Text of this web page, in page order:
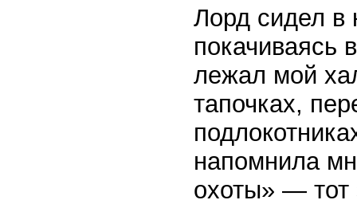
Лорд сидел в
покачиваясь
лежал мой
тапочках,
напомнила
охоты» — тот